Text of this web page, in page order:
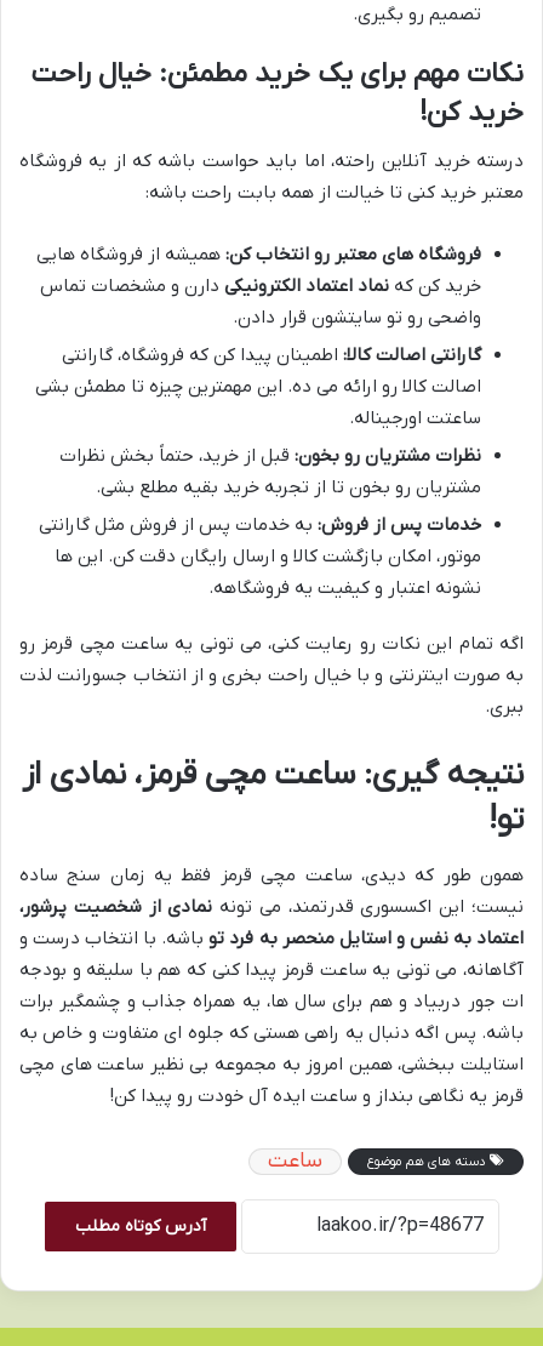
تصمیم رو بگیری.
نکات مهم برای یک خرید مطمئن: خیال راحت
خرید کن!
درسته خرید آنلاین راحته، اما باید حواست باشه که از یه فروشگاه
معتبر خرید کنی تا خیالت از همه بابت راحت باشه:
فروشگاه های معتبر رو انتخاب کن: همیشه از فروشگاه هایی
خرید کن که نماد اعتماد الکترونیکی دارن و مشخصات تماس
واضحی رو تو سایتشون قرار دادن.
گارانتی اصالت کالا: اطمینان پیدا کن که فروشگاه، گارانتی
اصالت کالا رو ارائه می ده. این مهمترین چیزه تا مطمئن بشی
ساعتت اورجیناله.
نظرات مشتریان رو بخون: قبل از خرید، حتماً بخش نظرات
مشتریان رو بخون تا از تجربه خرید بقیه مطلع بشی.
خدمات پس از فروش: به خدمات پس از فروش مثل گارانتی
موتور، امکان بازگشت کالا و ارسال رایگان دقت کن. این ها
نشونه اعتبار و کیفیت یه فروشگاهه.
اگه تمام این نکات رو رعایت کنی، می تونی یه ساعت مچی قرمز رو
به صورت اینترنتی و با خیال راحت بخری و از انتخاب جسورانت لذت
ببری.
نتیجه گیری: ساعت مچی قرمز، نمادی از
تو!
همون طور که دیدی، ساعت مچی قرمز فقط یه زمان سنج ساده
نیست؛ این اکسسوری قدرتمند، می تونه نمادی از شخصیت پرشور،
اعتماد به نفس و استایل منحصر به فرد توباشه. با انتخاب درست و
آگاهانه، می تونی یه ساعت قرمز پیدا کنی که هم با سلیقه و بودجه
ات جور دربیاد و هم برای سال ها، یه همراه جذاب و چشمگیر برات
باشه. پس اگه دنبال یه راهی هستی که جلوه ای متفاوت و خاص به
استایلت ببخشی، همین امروز به مجموعه بی نظیر ساعت های مچی
قرمز یه نگاهی بنداز و ساعت ایده آل خودت رو پیدا کن!
دسته های هم موضوع ساعت
آدرس کوتاه مطلب